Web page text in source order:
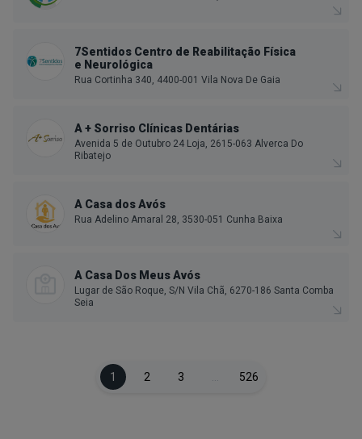
7Sentidos Centro de Reabilitação Física
e Neurológica
Rua Cortinha 340, 4400-001 Vila Nova De Gaia
A + Sorriso Clínicas Dentárias
Avenida 5 de Outubro 24 Loja, 2615-063 Alverca Do
Ribatejo
A Casa dos Avós
Rua Adelino Amaral 28, 3530-051 Cunha Baixa
A Casa Dos Meus Avós
Lugar de São Roque, S/N Vila Chã, 6270-186 Santa Comba
Seia
1 2 3 526